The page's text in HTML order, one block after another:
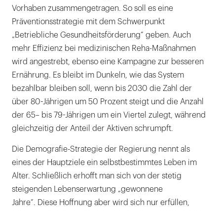
Vorhaben zusammengetragen. So soll es eine
Präventionsstrategie mit dem Schwerpunkt
„Betriebliche Gesundheitsförderung“ geben. Auch
mehr Effizienz bei medizinischen Reha-Maßnahmen
wird angestrebt, ebenso eine Kampagne zur besseren
Ernährung. Es bleibt im Dunkeln, wie das System
bezahlbar bleiben soll, wenn bis 2030 die Zahl der
über 80-Jährigen um 50 Prozent steigt und die Anzahl
der 65– bis 79-Jährigen um ein Viertel zulegt, während
gleichzeitig der Anteil der Aktiven schrumpft.
Die Demografie-Strategie der Regierung nennt als
eines der Hauptziele ein selbstbestimmtes Leben im
Alter. Schließlich erhofft man sich von der stetig
steigenden Lebenserwartung „gewonnene
Jahre“. Diese Hoffnung aber wird sich nur erfüllen,